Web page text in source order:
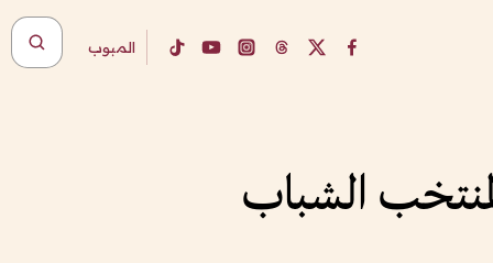
المبوب
لمنتخب الشباب